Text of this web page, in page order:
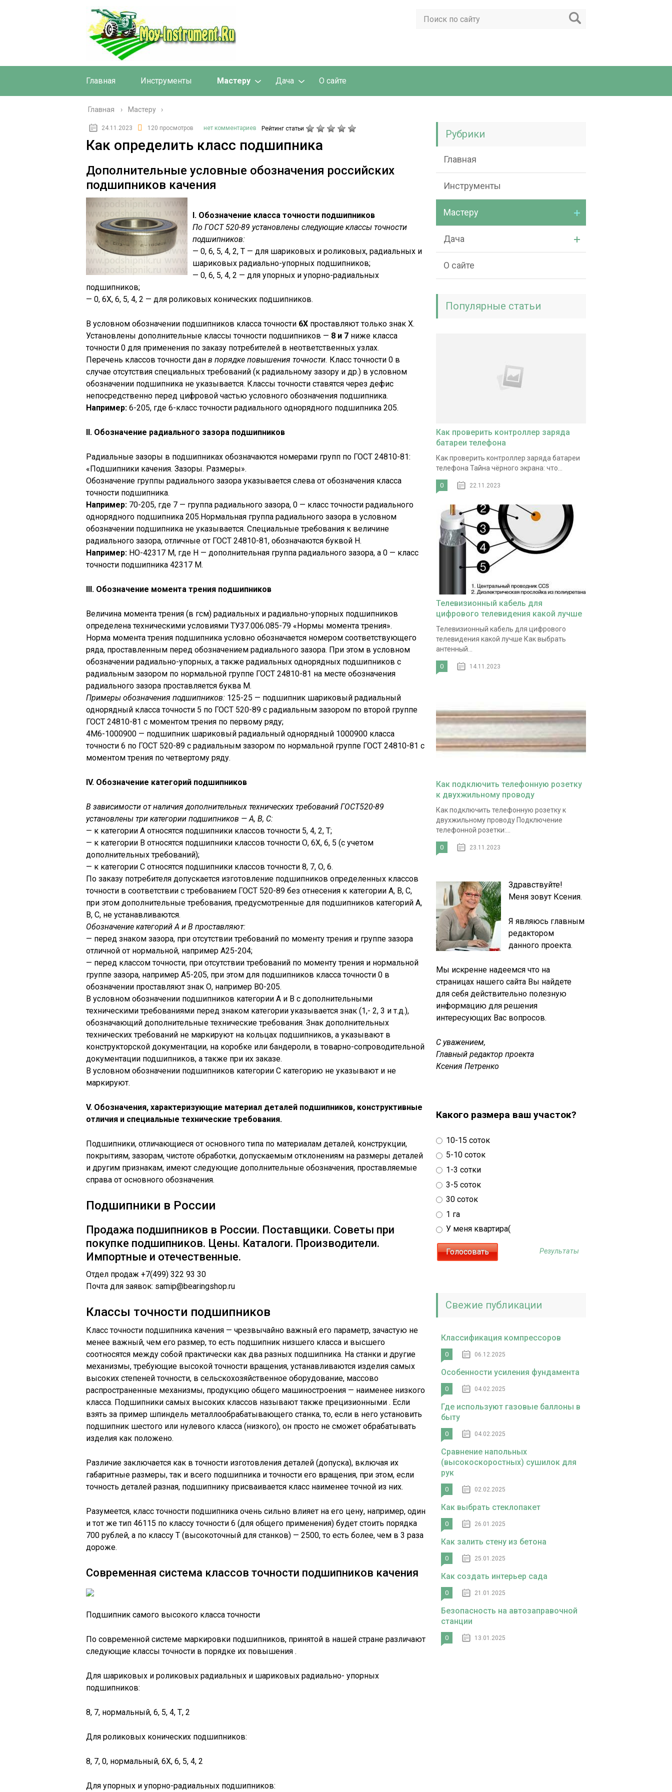
Главная Инструменты Мастеру Дача О сайте
Главная › Мастеру
24.11.2023 120 просмотров нет комментариев Рейтинг статьи
Как определить класс подшипника
Дополнительные условные обозначения российских
подшипников качения
I. Обозначение класса точности подшипников
По ГОСТ 520-89 установлены следующие классы точности
подшипников:
— 0, 6, 5, 4, 2, Т — для шариковых и роликовых, радиальных и
шариковых радиально-упорных подшипников;
— 0, 6, 5, 4, 2 — для упорных и упорно-радиальных
подшипников;
— 0, 6Х, 6, 5, 4, 2 — для роликовых конических подшипников.
В условном обозначении подшипников класса точности 6Х проставляют только знак Х.
Установлены дополнительные классы точности подшипников — 8 и 7 ниже класса
точности 0 для применения по заказу потребителей в неответственных узлах.
Перечень классов точности дан в порядке повышения точности. Класс точности 0 в
случае отсутствия специальных требований (к радиальному зазору и др.) в условном
обозначении подшипника не указывается. Классы точности ставятся через дефис
непосредственно перед цифровой частью условного обозначения подшипника.
Например: 6-205, где 6-класс точности радиального однорядного подшипника 205.
II. Oбозначение радиального зазора подшипников
Радиальные зазоры в подшипниках обозначаются номерами групп по ГОСТ 24810-81:
«Подшипники качения. Зазоры. Размеры».
Обозначение группы радиального зазора указывается слева от обозначения класса
точности подшипника.
Например: 70-205, где 7 — группа радиального зазора, 0 — класс точности радиального
однорядного подшипника 205.Нормальная группа радиального зазора в условном
обозначении подшипника не указывается. Специальные требования к величине
радиального зазора, отличные от ГОСТ 24810-81, обозначаются буквой Н.
Например: НО-42317 М, где Н — дополнительная группа радиального зазора, а 0 — класс
точности подшипника 42317 М.
III. Обозначение момента трения подшипников
Величина момента трения (в гсм) радиальных и радиально-упорных подшипников
определена техническими условиями ТУ37.006.085-79 «Нормы момента трения».
Норма момента трения подшипника условно обозначается номером соответствующего
ряда, проставленным перед обозначением радиального зазора. При этом в условном
обозначении радиально-упорных, а также радиальных однорядных подшипников с
радиальным зазором по нормальной группе ГОСТ 24810-81 на месте обозначения
радиального зазора проставляется буква М.
Примеры обозначения подшипников: 125-25 — подшипник шариковый радиальный
однорядный класса точности 5 по ГОСТ 520-89 с радиальным зазором по второй группе
ГОСТ 24810-81 с моментом трения по первому ряду;
4М6-1000900 — подшипник шариковый радиальный однорядный 1000900 класса
точности 6 по ГОСТ 520-89 с радиальным зазором по нормальной группе ГОСТ 24810-81 с
моментом трения по четвертому ряду.
IV. Обозначение категорий подшипников
В зависимости от наличия дополнительных технических требований ГОСТ520-89
установлены три категории подшипников — А, В, С:
— к категории А относятся подшипники классов точности 5, 4, 2, Т;
— к категории В относятся подшипники классов точности О, 6Х, 6, 5 (с учетом
дополнительных требований);
— к категории С относятся подшипники классов точности 8, 7, О, 6.
По заказу потребителя допускается изготовление подшипников определенных классов
точности в соответствии с требованием ГОСТ 520-89 без отнесения к категории А, В, С,
при этом дополнительные требования, предусмотренные для подшипников категорий А,
В, С, не устанавливаются.
Обозначение категорий А и В проставляют:
— перед знаком зазора, при отсутствии требований по моменту трения и группе зазора
отличной от нормальной, например А25-204;
— перед классом точности, при отсутствии требований по моменту трения и нормальной
группе зазора, например А5-205, при этом для подшипников класса точности 0 в
обозначении проставляют знак О, например В0-205.
В условном обозначении подшипников категории А и В с дополнительными
техническими требованиями перед знаком категории указывается знак (1,- 2, 3 и т.д.),
обозначающий дополнительные технические требования. Знак дополнительных
технических требований не маркируют на кольцах подшипников, а указывают в
конструкторской документации, на коробке или бандероли, в товарно-сопроводительной
документации подшипников, а также при их заказе.
В условном обозначении подшипников категории С категорию не указывают и не
маркируют.
V. Обозначения, характеризующие материал деталей подшипников, конструктивные
отличия и специальные технические требования.
Подшипники, отличающиеся от основного типа по материалам деталей, конструкции,
покрытиям, зазорам, чистоте обработки, допускаемым отклонениям на размеры деталей
и другим признакам, имеют следующие дополнительные обозначения, проставляемые
справа от основного обозначения.
Подшипники в России
Продажа подшипников в России. Поставщики. Советы при
покупке подшипников. Цены. Каталоги. Производители.
Импортные и отечественные.
Отдел продаж +7(499) 322 93 30
Почта для заявок: samip@bearingshop.ru
Классы точности подшипников
Класс точности подшипника качения — чрезвычайно важный его параметр, зачастую не
менее важный, чем его размер, то есть подшипник низшего класса и высшего
соотносятся между собой практически как два разных подшипника. На станки и другие
механизмы, требующие высокой точности вращения, устанавливаются изделия самых
высоких степеней точности, в сельскохозяйственное оборудование, массово
распространенные механизмы, продукцию общего машиностроения — наименее низкого
класса. Подшипники самых высоких классов называют также прецизионными . Если
взять за пример шпиндель металлообрабатывающего станка, то, если в него установить
подшипник шестого или нулевого класса (низкого), он просто не сможет обрабатывать
изделия как положено.
Различие заключается как в точности изготовления деталей (допуска), включая их
габаритные размеры, так и всего подшипника и точности его вращения, при этом, если
точность деталей разная, подшипнику присваивается класс наименее точной из них.
Разумеется, класс точности подшипника очень сильно влияет на его цену, например, один
и тот же тип 46115 по классу точности 6 (для общего применения) будет стоить порядка
700 рублей, а по классу Т (высокоточный для станков) — 2500, то есть более, чем в 3 раза
дороже.
Современная система классов точности подшипников качения
Подшипник самого высокого класса точности
По современной системе маркировки подшипников, принятой в нашей стране различают
следующие классы точности в порядке их повышения .
Для шариковых и роликовых радиальных и шариковых радиально- упорных
подшипников:
8, 7, нормальный, 6, 5, 4, Т, 2
Для роликовых конических подшипников:
8, 7, 0, нормальный, 6X, 6, 5, 4, 2
Для упорных и упорно-радиальных подшипников:
Рубрики
Главная
Инструменты
Мастеру
Дача
О сайте
Популярные статьи
Как проверить контроллер заряда
батареи телефона
Как проверить контроллер заряда батареи
телефона Тайна чёрного экрана: что...
0 22.11.2023
Телевизионный кабель для
цифрового телевидения какой лучше
Телевизионный кабель для цифрового
телевидения какой лучше Как выбрать
антенный...
0 14.11.2023
Как подключить телефонную розетку
к двухжильному проводу
Как подключить телефонную розетку к
двухжильному проводу Подключение
телефонной розетки:...
0 23.11.2023
Здравствуйте!
Меня зовут Ксения.
Я являюсь главным
редактором
данного проекта.
Мы искренне надеемся что на
страницах нашего сайта Вы найдете
для себя действительно полезную
информацию для решения
интересующих Вас вопросов.
С уважением,
Главный редактор проекта
Ксения Петренко
Какого размера ваш участок?
10-15 соток
5-10 соток
1-3 сотки
3-5 соток
30 соток
1 га
У меня квартира(
Результаты
Свежие публикации
Классификация компрессоров
0 06.12.2025
Особенности усиления фундамента
0 04.02.2025
Где используют газовые баллоны в
быту
0 04.02.2025
Сравнение напольных
(высокоскоростных) сушилок для
рук
0 02.02.2025
Как выбрать стеклопакет
0 26.01.2025
Как залить стену из бетона
0 25.01.2025
Как создать интерьер сада
0 21.01.2025
Безопасность на автозаправочной
станции
0 13.01.2025